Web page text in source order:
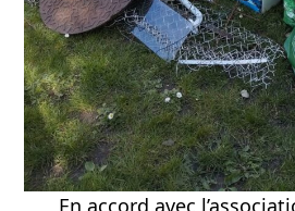
En accord avec